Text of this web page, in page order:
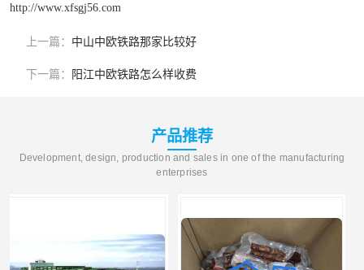
http://www.xfsgj56.com
上一篇： 中山中欧铁路那家比较好
下一篇： 阳江中欧铁路怎么样收费
产品推荐
Development, design, production and sales in one of the manufacturing
enterprises